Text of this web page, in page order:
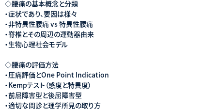
◇腰痛の基本概念と分類
・症状であり、要因は様々
・非特異性腰痛 vs 特異性腰痛
・脊椎とその周辺の運動器由来
・生物心理社会モデル
◇腰痛の評価方法
・圧痛評価とOne Point Indication
・Kempテスト（感度と特異度）
・前屈障害型と後屈障害型
・適切な問診と理学所見の取り方